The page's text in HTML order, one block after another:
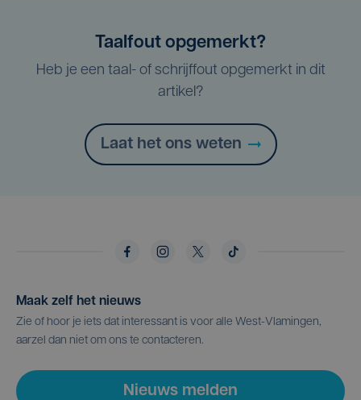
Taalfout opgemerkt?
Heb je een taal- of schrijffout opgemerkt in dit
artikel?
Laat het ons weten
Maak zelf het nieuws
Zie of hoor je iets dat interessant is voor alle West-Vlamingen,
aarzel dan niet om ons te contacteren.
Nieuws melden